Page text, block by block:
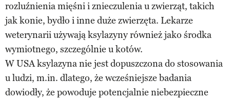
rozluźnienia mięśni i znieczulenia u zwierząt, takich
jak konie, bydło i inne duże zwierzęta. Lekarze
weterynarii używają ksylazyny również jako środka
wymiotnego, szczególnie u kotów.
W USA ksylazyna nie jest dopuszczona do stosowania
u ludzi, m.in. dlatego, że wcześniejsze badania
dowiodły, że powoduje potencjalnie niebezpieczne